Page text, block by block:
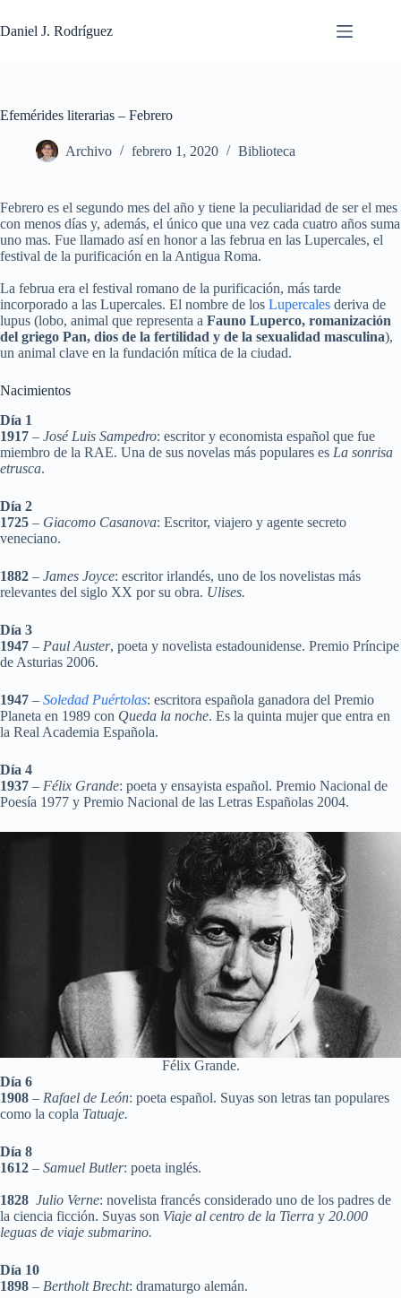
al
contenido
Daniel J. Rodríguez
Efemérides literarias – Febrero
Archivo febrero 1, 2020 Biblioteca
Febrero es el segundo mes del año y tiene la peculiaridad de ser el mes
con menos días y, además, el único que una vez cada cuatro años suma
uno mas. Fue llamado así en honor a las februa en las Lupercales, el
festival de la purificación en la Antigua Roma.
La februa era el festival romano de la purificación, más tarde
incorporado a las Lupercales. El nombre de los Lupercales deriva de
lupus (lobo, animal que representa a Fauno Luperco, romanización
del griego Pan, dios de la fertilidad y de la sexualidad masculina),
un animal clave en la fundación mítica de la ciudad.
Nacimientos
Día 1
1917 – José Luis Sampedro: escritor y economista español que fue
miembro de la RAE. Una de sus novelas más populares es La sonrisa
etrusca.
Día 2
1725 – Giacomo Casanova: Escritor, viajero y agente secreto
veneciano.
1882 – James Joyce: escritor irlandés, uno de los novelistas más
relevantes del siglo XX por su obra. Ulises.
Día 3
1947 – Paul Auster, poeta y novelista estadounidense. Premio Príncipe
de Asturias 2006.
1947 – Soledad Puértolas: escritora española ganadora del Premio
Planeta en 1989 con Queda la noche. Es la quinta mujer que entra en
la Real Academia Española.
Día 4
1937 – Félix Grande: poeta y ensayista español. Premio Nacional de
Poesía 1977 y Premio Nacional de las Letras Españolas 2004.
Félix Grande.
Día 6
1908 – Rafael de León: poeta español. Suyas son letras tan populares
como la copla Tatuaje.
Día 8
1612 – Samuel Butler: poeta inglés.
1828 Julio Verne: novelista francés considerado uno de los padres de
la ciencia ficción. Suyas son Viaje al centro de la Tierra y 20.000
leguas de viaje submarino.
Día 10
1898 – Bertholt Brecht: dramaturgo alemán.